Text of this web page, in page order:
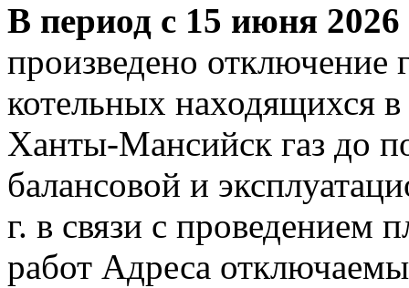
В период с 15 июня
произведено отключение
котельных находящихся
Ханты-Мансийск газ до
балансовой и
г. в связи с проведением
работ Адреса